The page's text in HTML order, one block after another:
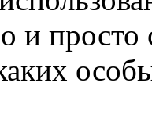
и просто